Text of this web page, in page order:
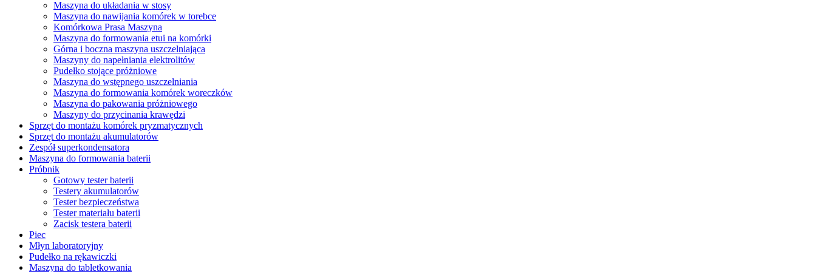
Maszyna do układania w stosy
Maszyna do nawijania komórek w torebce
Komórkowa Prasa Maszyna
Maszyna do formowania etui na komórki
Górna i boczna maszyna uszczelniająca
Maszyny do napełniania elektrolitów
Pudełko stojące próżniowe
Maszyna do wstępnego uszczelniania
Maszyna do formowania komórek woreczków
Maszyna do pakowania próżniowego
Maszyny do przycinania krawędzi
Sprzęt do montażu komórek pryzmatycznych
Sprzęt do montażu akumulatorów
Zespół superkondensatora
Maszyna do formowania baterii
Próbnik
Gotowy tester baterii
Testery akumulatorów
Tester bezpieczeństwa
Tester materiału baterii
Zacisk testera baterii
Piec
Młyn laboratoryjny
Pudełko na rękawiczki
Maszyna do tabletkowania